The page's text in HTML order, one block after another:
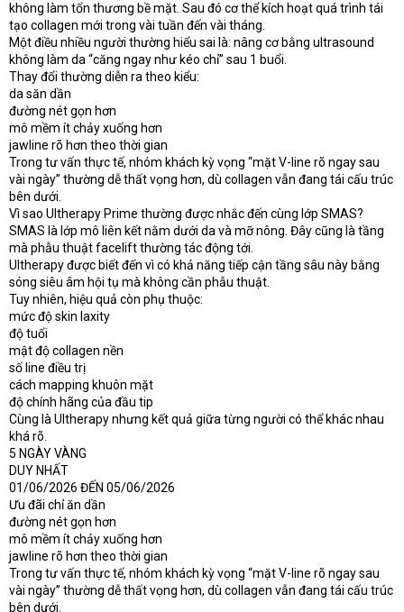
không làm tổn thương bề mặt. Sau đó cơ thể kích hoạt quá trình tái
tạo collagen mới trong vài tuần đến vài tháng.
Một điều nhiều người thường hiểu sai là: nâng cơ bằng ultrasound
không làm da “căng ngay như kéo chỉ” sau 1 buổi.
Thay đổi thường diễn ra theo kiểu:
da săn dần
đường nét gọn hơn
mô mềm ít chảy xuống hơn
jawline rõ hơn theo thời gian
Trong tư vấn thực tế, nhóm khách kỳ vọng “mặt V-line rõ ngay sau
vài ngày” thường dễ thất vọng hơn, dù collagen vẫn đang tái cấu trúc
bên dưới.
Vì sao Ultherapy Prime thường được nhắc đến cùng lớp SMAS?
SMAS là lớp mô liên kết nằm dưới da và mỡ nông. Đây cũng là tầng
mà phẫu thuật facelift thường tác động tới.
Ultherapy được biết đến vì có khả năng tiếp cận tầng sâu này bằng
sóng siêu âm hội tụ mà không cần phẫu thuật.
Tuy nhiên, hiệu quả còn phụ thuộc:
mức độ skin laxity
độ tuổi
mật độ collagen nền
số line điều trị
cách mapping khuôn mặt
độ chính hãng của đầu tip
Cùng là Ultherapy nhưng kết quả giữa từng người có thể khác nhau
khá rõ.
5 NGÀY VÀNG
DUY NHẤT
01/06/2026 ĐẾN 05/06/2026
Ưu đãi chỉ ăn dần
đường nét gọn hơn
mô mềm ít chảy xuống hơn
jawline rõ hơn theo thời gian
Trong tư vấn thực tế, nhóm khách kỳ vọng “mặt V-line rõ ngay sau
vài ngày” thường dễ thất vọng hơn, dù collagen vẫn đang tái cấu trúc
bên dưới.